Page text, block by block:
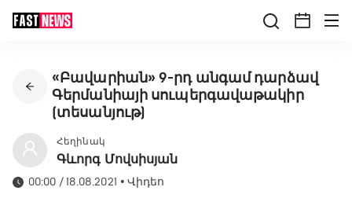
«Բավարիան» 9-րդ անգամ դարձավ
Գերմանիայի սուպերգավաթակիր
(տեսանյութ)
Հեղինակ
Գևորգ Մովսիսյան
00:00 / 18.08.2021 •Վիդեո